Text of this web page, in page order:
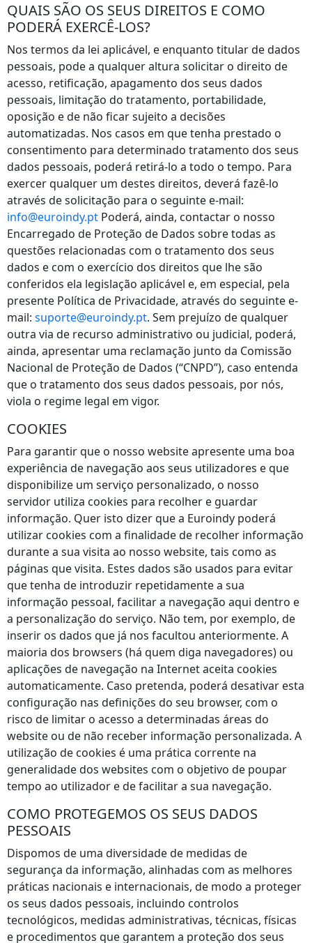
QUAIS SÃO OS SEUS DIREITOS E COMO
PODERÁ EXERCÊ-LOS?
Nos termos da lei aplicável, e enquanto titular de dados
pessoais, pode a qualquer altura solicitar o direito de
acesso, retificação, apagamento dos seus dados
pessoais, limitação do tratamento, portabilidade,
oposição e de não ficar sujeito a decisões
automatizadas. Nos casos em que tenha prestado o
consentimento para determinado tratamento dos seus
dados pessoais, poderá retirá-lo a todo o tempo. Para
exercer qualquer um destes direitos, deverá fazê-lo
através de solicitação para o seguinte e-mail:
info@euroindy.pt Poderá, ainda, contactar o nosso
Encarregado de Proteção de Dados sobre todas as
questões relacionadas com o tratamento dos seus
dados e com o exercício dos direitos que lhe são
conferidos ela legislação aplicável e, em especial, pela
presente Política de Privacidade, através do seguinte e-
mail: suporte@euroindy.pt. Sem prejuízo de qualquer
outra via de recurso administrativo ou judicial, poderá,
ainda, apresentar uma reclamação junto da Comissão
Nacional de Proteção de Dados (“CNPD”), caso entenda
que o tratamento dos seus dados pessoais, por nós,
viola o regime legal em vigor.
COOKIES
Para garantir que o nosso website apresente uma boa
experiência de navegação aos seus utilizadores e que
disponibilize um serviço personalizado, o nosso
servidor utiliza cookies para recolher e guardar
informação. Quer isto dizer que a Euroindy poderá
utilizar cookies com a finalidade de recolher informação
durante a sua visita ao nosso website, tais como as
páginas que visita. Estes dados são usados para evitar
que tenha de introduzir repetidamente a sua
informação pessoal, facilitar a navegação aqui dentro e
a personalização do serviço. Não tem, por exemplo, de
inserir os dados que já nos facultou anteriormente. A
maioria dos browsers (há quem diga navegadores) ou
aplicações de navegação na Internet aceita cookies
automaticamente. Caso pretenda, poderá desativar esta
configuração nas definições do seu browser, com o
risco de limitar o acesso a determinadas áreas do
website ou de não receber informação personalizada. A
utilização de cookies é uma prática corrente na
generalidade dos websites com o objetivo de poupar
tempo ao utilizador e de facilitar a sua navegação.
COMO PROTEGEMOS OS SEUS DADOS
PESSOAIS
Dispomos de uma diversidade de medidas de
segurança da informação, alinhadas com as melhores
práticas nacionais e internacionais, de modo a proteger
os seus dados pessoais, incluindo controlos
tecnológicos, medidas administrativas, técnicas, físicas
e procedimentos que garantem a proteção dos seus